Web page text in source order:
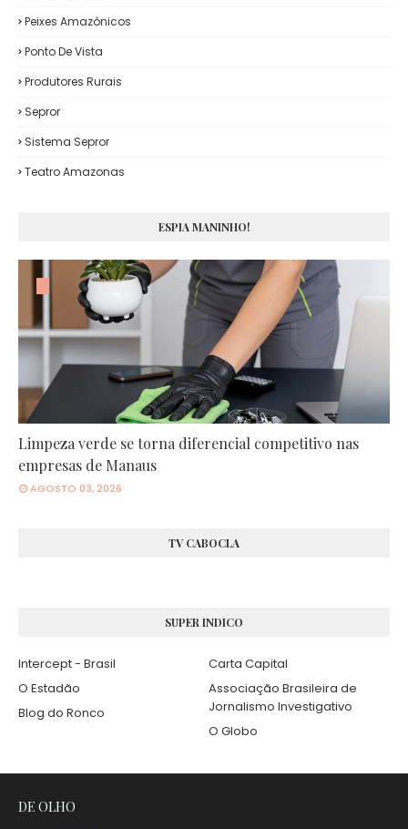
Peixes Amazônicos
Ponto De Vista
Produtores Rurais
Sepror
Sistema Sepror
Teatro Amazonas
ESPIA MANINHO!
Limpeza verde se torna diferencial competitivo nas
empresas de Manaus
AGOSTO 03, 2026
TV CABOCLA
SUPER INDICO
Intercept - Brasil
Carta Capital
O Estadão
Associação Brasileira de
Jornalismo Investigativo
Blog do Ronco
O Globo
DE OLHO